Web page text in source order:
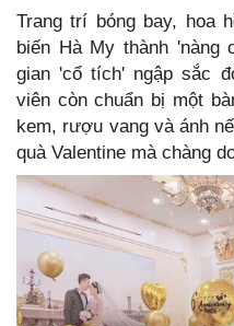
Trang trí bóng bay, hoa
biến Hà My thành 'nàng
gian 'cổ tích' ngập sắc
viên còn chuẩn bị một
kem, rượu vang và ánh
quà Valentine mà chàng